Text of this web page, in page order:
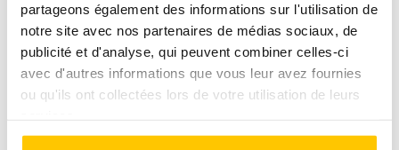
partageons également des informations sur l'utilisation de
notre site avec nos partenaires de médias sociaux, de
publicité et d'analyse, qui peuvent combiner celles-ci
avec d'autres informations que vous leur avez fournies
ou qu'ils ont collectées lors de votre utilisation de leurs